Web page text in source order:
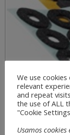
Bereiche
We use
relevant
and repeat
the use of ALL
"Cookie
Usamos